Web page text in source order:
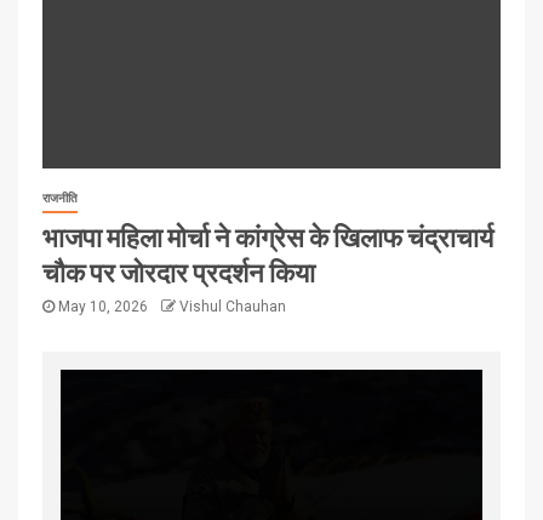
राजनीति
भाजपा महिला मोर्चा ने कांग्रेस के खिलाफ चंद्राचार्य
चौक पर जोरदार प्रदर्शन किया
May 10, 2026 Vishul Chauhan